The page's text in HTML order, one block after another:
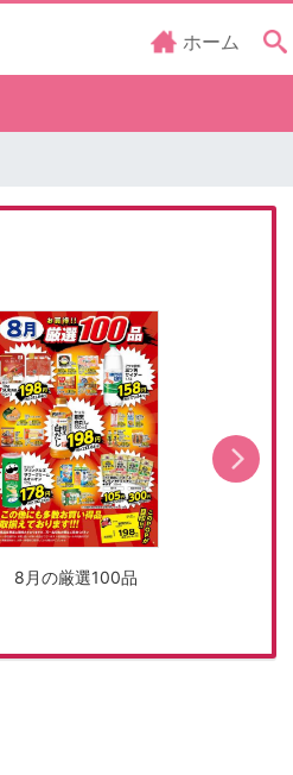
ホーム
8月の厳選100品